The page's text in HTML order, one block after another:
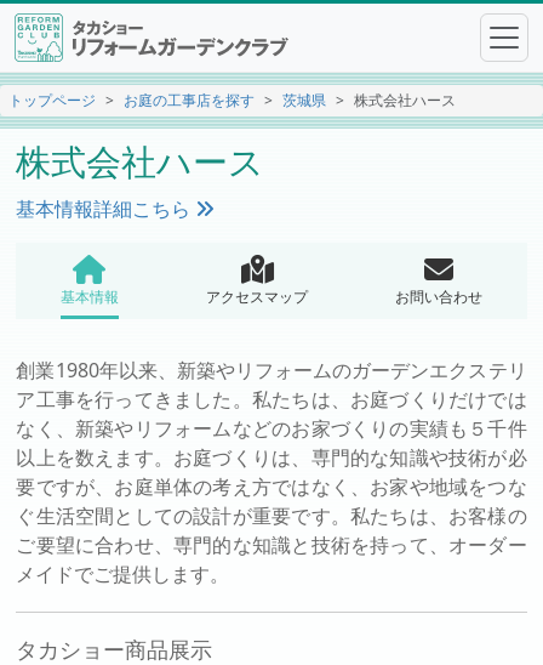
トップページ お庭の工事店を探す 茨城県 株式会社ハース
株式会社ハース
基本情報詳細こちら
基本情報 アクセスマップ お問い合わせ
創業1980年以来、新築やリフォームのガーデンエクステリ
ア工事を行ってきました。私たちは、お庭づくりだけでは
なく、新築やリフォームなどのお家づくりの実績も５千件
以上を数えます。お庭づくりは、専門的な知識や技術が必
要ですが、お庭単体の考え方ではなく、お家や地域をつな
ぐ生活空間としての設計が重要です。私たちは、お客様の
ご要望に合わせ、専門的な知識と技術を持って、オーダー
メイドでご提供します。
タカショー商品展示